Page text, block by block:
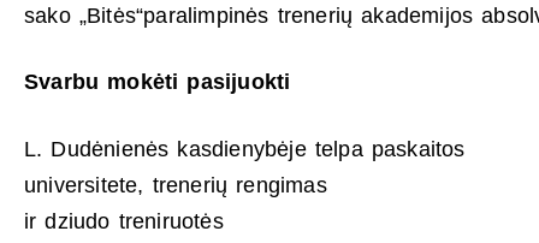
sako „Bitės“paralimpinės trenerių akademijos
Svarbu mokėti pasijuokti
L. Dudėnienės kasdienybėje telpa paskaitos
universitete, trenerių rengimas
ir dziudo treniruotės